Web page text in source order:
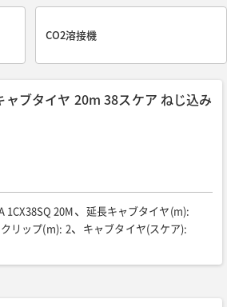
CO2溶接機
ャブタイヤ 20m 38スケア ねじ込み
1CX38SQ 20M 延長キャブタイヤ(m):
リップ(m): 2 キャブタイヤ(スケア):